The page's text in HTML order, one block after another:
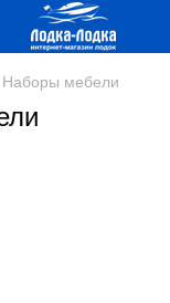
Наборы мебели